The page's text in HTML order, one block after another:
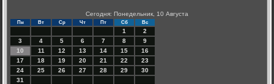
Сегодня: Понедельник, 10 Августа
Пн Вт Ср Чт Пт Сб Вс
1
2
3
4 5 6 7 8
9
10
11 12 13 14 15
16
17
18 19 20 21 22
23
24
25 26 27 28 29
30
31